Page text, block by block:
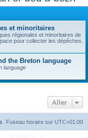
et minoritaires
régionales et minoritaires de
pour collecter les dépêches.
the Breton language
language
Aller
Fuseau horaire sur UTC+01:00